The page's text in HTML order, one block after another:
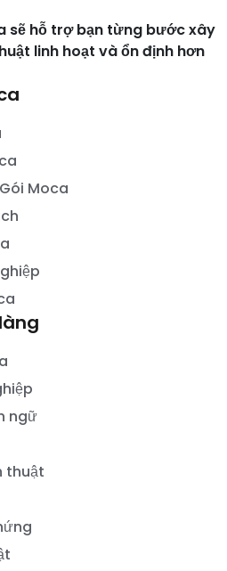
sẽ hỗ trợ bạn từng bước xây
linh hoạt và ổn định hơn
Moca
ngữ
thuật